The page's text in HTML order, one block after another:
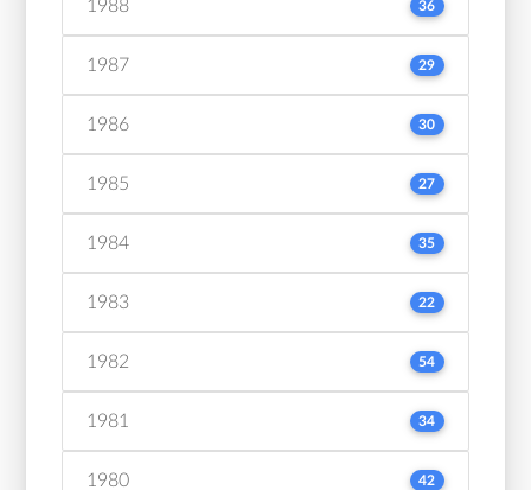
1988 36
1987 29
1986 30
1985 27
1984 35
1983 22
1982 54
1981 34
1980 42